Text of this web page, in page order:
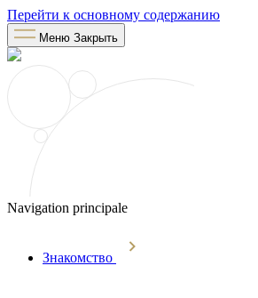
Перейти к основному содержанию
Меню Закрыть
Navigation principale
Знакомство